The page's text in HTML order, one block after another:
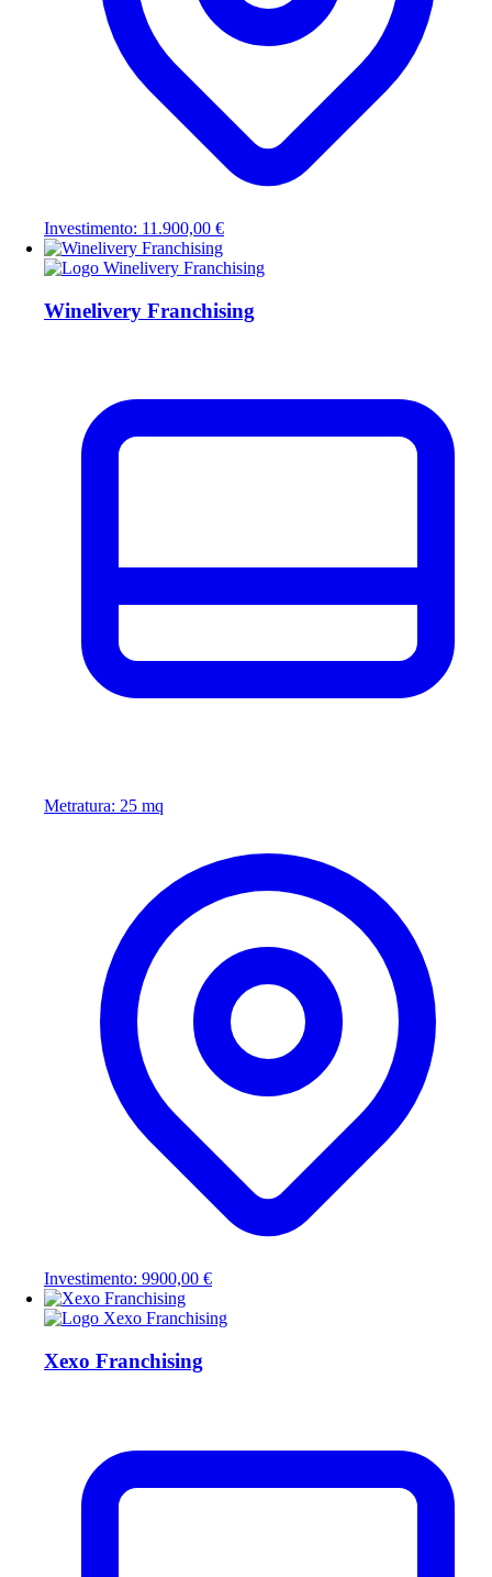
Investimento: 11.900,00 €
Winelivery Franchising
Metratura: 25 mq
Investimento: 9900,00 €
Xexo Franchising